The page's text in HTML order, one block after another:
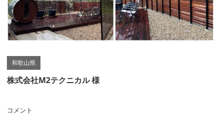
和歌山県
株式会社M2テクニカル 様
コメント